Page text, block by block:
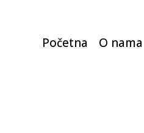
Početna O nama